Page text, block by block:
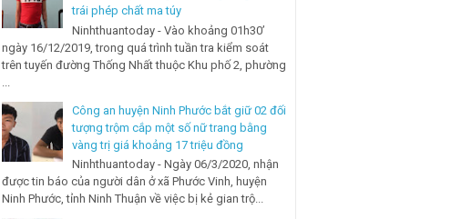
trái phép chất ma túy
Ninhthuantoday - Vào khoảng 01h30’
ngày 16/12/2019, trong quá trình tuần tra kiểm soát
trên tuyến đường Thống Nhất thuộc Khu phố 2, phường
Công an huyện Ninh Phước bắt giữ 02 đối
tượng trộm cắp một số nữ trang bằng
vàng trị giá khoảng 17 triệu đồng
Ninhthuantoday - Ngày 06/3/2020, nhận
được tin báo của người dân ở xã Phước Vinh, huyện
Ninh Phước, tỉnh Ninh Thuận về việc bị kẻ gian trộ...